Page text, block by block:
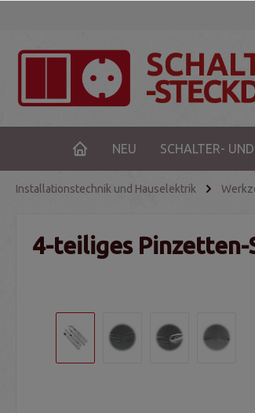
NEU SCHALTER-
Installationstechnik und Hauselektrik
4-teiliges Pinzetten-